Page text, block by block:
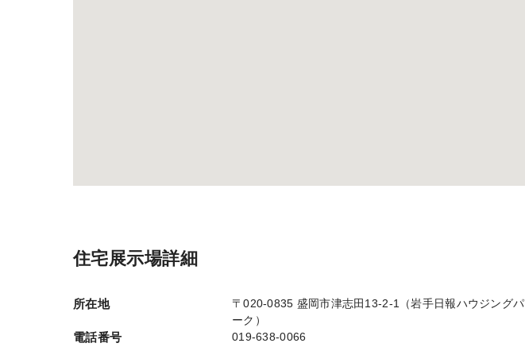
住宅展示場詳細
所在地
〒020-0835 盛岡市津志田13-2-1（岩手日報ハウジングパ
ーク）
電話番号 019-638-0066